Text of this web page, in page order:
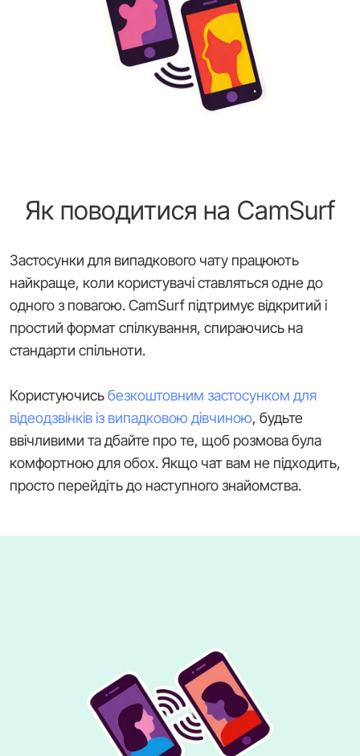
Як поводитися на CamSurf
Застосунки для випадкового чату працюють
найкраще, коли користувачі ставляться одне до
одного з повагою. CamSurf підтримує відкритий і
простий формат спілкування, спираючись на
стандарти спільноти.
Користуючисьбезкоштовним застосунком для
відеодзвінків із випадковою дівчиною, будьте
ввічливими та дбайте про те, щоб розмова була
комфортною для обох. Якщо чат вам не підходить,
просто перейдіть до наступного знайомства.